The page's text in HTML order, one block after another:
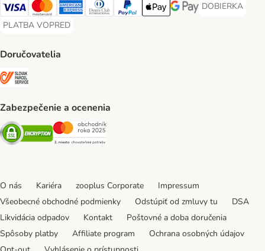
Visa Payment Method
Mastercard Payment Method
American Express Payment Method
Diners Club Payment Method
PayPal Payment Method
Apple Pay Payment Method
Google Pay Payment
DOBIERKA
DOBIERKA
PLATBA VOPRED
PLATBA VOPRED Payment Method
Doručovatelia
Zabezpečenie a ocenenia
Security Security
O nás Kariéra zooplus Corporate
Impressum
Všeobecné obchodné podmienky
Odstúpiť od zmluvy tu
DSA
Likvidácia odpadov
Kontakt
Poštovné a doba doručenia
Spôsoby platby
Affiliate program
Ochrana osobných údajov